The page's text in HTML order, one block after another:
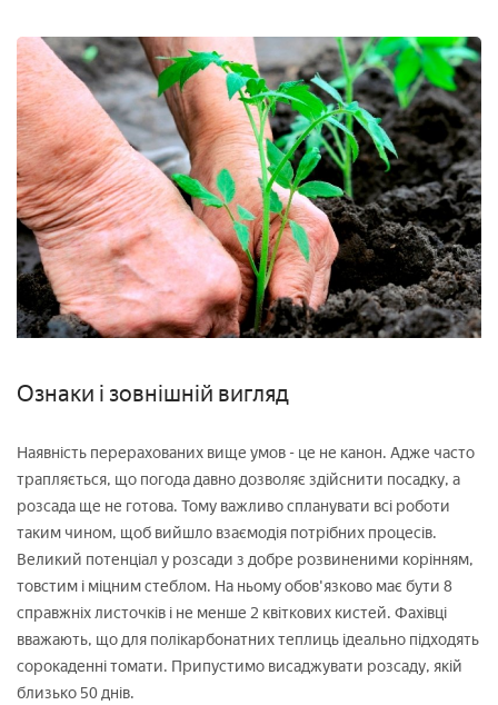
Ознаки і зовнішній вигляд
Наявність перерахованих вище умов - це не канон. Адже часто
трапляється, що погода давно дозволяє здійснити посадку, а
розсада ще не готова. Тому важливо спланувати всі роботи
таким чином, щоб вийшло взаємодія потрібних процесів.
Великий потенціал у розсади з добре розвиненими корінням,
товстим і міцним стеблом. На ньому обов'язково має бути 8
справжніх листочків і не менше 2 квіткових кистей. Фахівці
вважають, що для полікарбонатних теплиць ідеально підходять
сорокаденні томати. Припустимо висаджувати розсаду, якій
близько 50 днів.